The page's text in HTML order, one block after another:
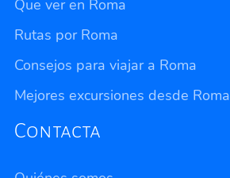
Que ver en Roma
Rutas por Roma
Consejos para viajar a Roma
Mejores excursiones desde Roma
Contacta